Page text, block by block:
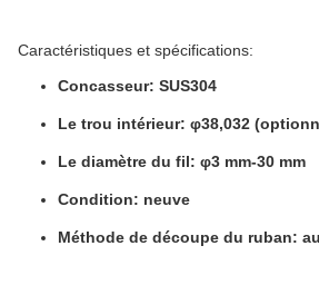
Caractéristiques et spécifications:
Concasseur: SUS304
Le trou intérieur: φ38,032
Le diamètre du fil: φ3 mm-30 mm
Condition: neuve
Méthode de découpe du ruban: